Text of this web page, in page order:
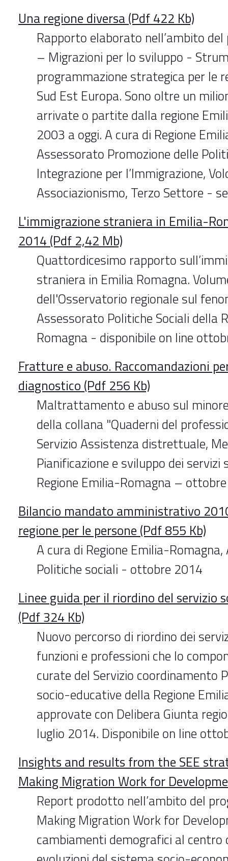
Una regione diversa (Pdf 422 Kb)
Rapporto elaborato nell’ambito
– Migrazioni per lo sviluppo -
programmazione strategica per le
Sud Est Europa. Sono oltre un
arrivate o partite dalla regione
2003 a oggi. A cura di Regione
Assessorato Promozione delle
Integrazione per l’Immigrazione,
Associazionismo, Terzo Settore -
L'immigrazione straniera in Emilia-
2014 (Pdf 2,42 Mb)
Quattordicesimo rapporto
straniera in Emilia Romagna.
dell'Osservatorio regionale sul
Assessorato Politiche Sociali della
Romagna - disponibile on line
Fratture e abuso. Raccomandazioni
diagnostico (Pdf 256 Kb)
Maltrattamento e abuso sul
della collana "Quaderni del
Servizio Assistenza distrettuale,
Pianificazione e sviluppo dei
Regione Emilia-Romagna –
Bilancio mandato amministrativo
regione per le persone (Pdf 855 Kb)
A cura di Regione Emilia-
Politiche sociali - ottobre 2014
Linee guida per il riordino del servizio
(Pdf 324 Kb)
Nuovo percorso di riordino dei
funzioni e professioni che lo
curate del Servizio coordinamento
socio-educative della Regione
approvate con Delibera Giunta
luglio 2014. Disponibile on line
Insights and results from the SEE
Making Migration Work for
Report prodotto nell’ambito del
Making Migration Work for
cambiamenti demografici al centro